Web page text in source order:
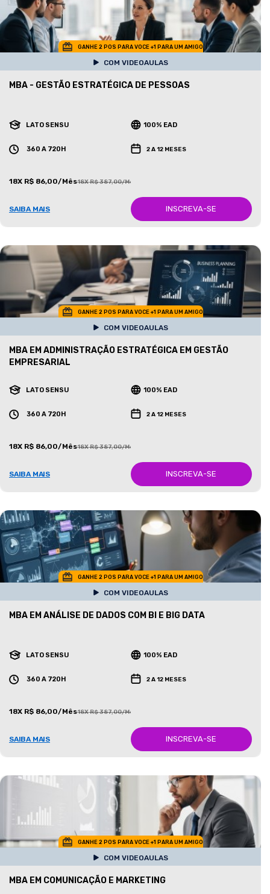
GANHE 2 POS PARA VOCE +1 PARA UM AMIGO
COM VIDEOAULAS
MBA - GESTÃO ESTRATÉGICA DE PESSOAS
LATO SENSU 100% EAD
360 A 720H 2 A 12 MESES
18X R$ 86,00/Mês18X R$ 387,00/Mês
SAIBA MAIS INSCREVA-SE
GANHE 2 POS PARA VOCE +1 PARA UM AMIGO
COM VIDEOAULAS
MBA EM ADMINISTRAÇÃO ESTRATÉGICA EM GESTÃO
EMPRESARIAL
LATO SENSU 100% EAD
360 A 720H 2 A 12 MESES
18X R$ 86,00/Mês18X R$ 387,00/Mês
SAIBA MAIS INSCREVA-SE
GANHE 2 POS PARA VOCE +1 PARA UM AMIGO
COM VIDEOAULAS
MBA EM ANÁLISE DE DADOS COM BI E BIG DATA
LATO SENSU 100% EAD
360 A 720H 2 A 12 MESES
18X R$ 86,00/Mês18X R$ 387,00/Mês
SAIBA MAIS INSCREVA-SE
GANHE 2 POS PARA VOCE +1 PARA UM AMIGO
COM VIDEOAULAS
MBA EM COMUNICAÇÃO E MARKETING